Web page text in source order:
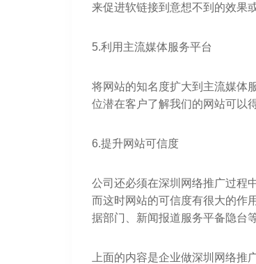
来促进软链接到意想不到的效果
5.利用主流媒体服务平台
将网站的知名度扩大到主流媒体
位潜在客户了解我们的网站可以
6.提升网站可信度
公司还必须在深圳网络推广过程
而这时网站的可信度有很大的作
据部门、新闻报道服务平备隐台
上面的内容是企业做深圳网络